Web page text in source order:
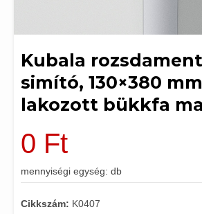
Kubala
simító, 130×380
lakozott bükkfa
0 Ft
mennyiségi egység: db
Cikkszám: K0407